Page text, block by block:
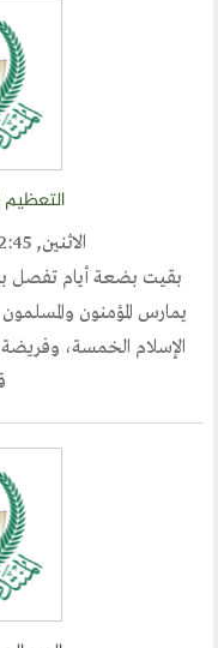
الاثنين, December 9, 2013 - 02:45
بقيت بضعة أيام تفصل
يمارس المؤمنون
الإسلام الخمسة،